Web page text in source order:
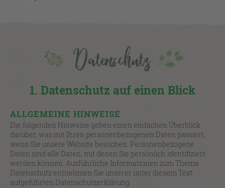
Datenschutz
1. Datenschutz auf einen Blick
ALLGEMEINE HINWEISE
Die folgenden Hinweise geben einen einfachen Überblick
darüber, was mit Ihren personenbezogenen Daten passiert,
wenn Sie unsere Website besuchen. Personenbezogene
Daten sind alle Daten, mit denen Sie persönlich identifiziert
werden können. Ausführliche Informationen zum Thema
Datenschutz entnehmen Sie unserer unter diesem Text
aufgeführten Datenschutzerklärung.